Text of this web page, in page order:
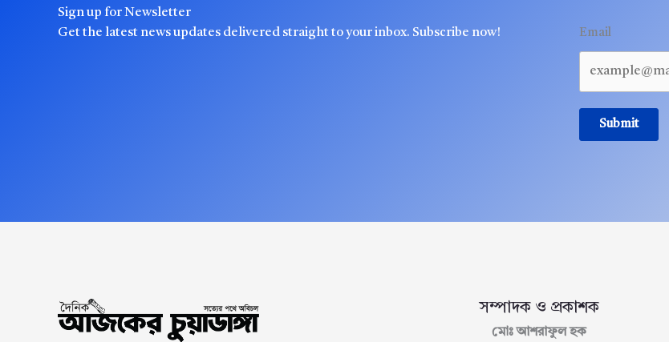
Sign up for Newsletter
Get the latest news updates delivered straight to your inbox. Subscribe now!
Email
Submit
সম্পাদক ও প্রকাশক
মোঃ আশরাফুল হক